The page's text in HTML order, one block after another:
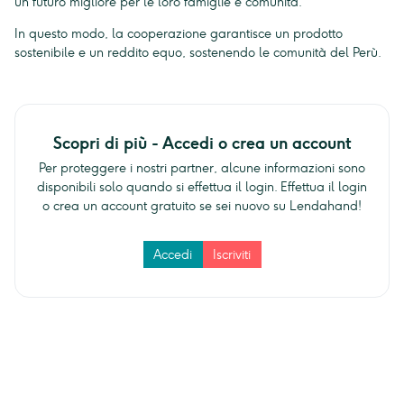
In questo modo, la cooperazione garantisce un prodotto
sostenibile e un reddito equo, sostenendo le comunità del Perù.
Scopri di più - Accedi o crea un account
Per proteggere i nostri partner, alcune informazioni sono
disponibili solo quando si effettua il login. Effettua il login
o crea un account gratuito se sei nuovo su Lendahand!
Accedi Iscriviti